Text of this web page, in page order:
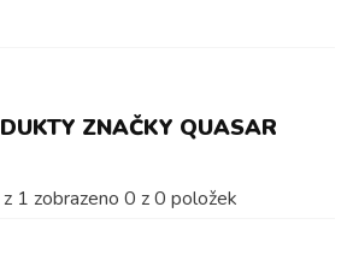
ZNAČKY QUASAR
z 1 zobrazeno 0 z0 položek